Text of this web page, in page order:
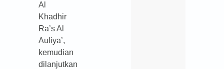
Al
Khadhir
Ra’s Al
Auliya’,
kemudian
dilanjutkan